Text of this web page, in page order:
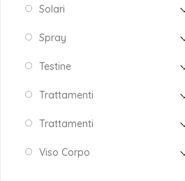
Solari
Spray
Testine
Trattamenti
Trattamenti
Viso Corpo